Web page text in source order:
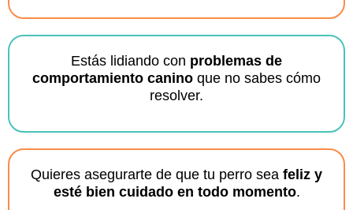
Estás lidiando con problemas de
comportamiento canino que no sabes cómo
resolver.
Quieres asegurarte de que tu perro sea feliz y
esté bien cuidado en todo momento.